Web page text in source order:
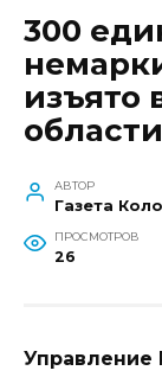
300
изъято
области
АВТОР
Газета
ПРОСМОТРОВ
26
Управление